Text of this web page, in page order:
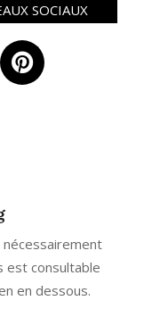
SOCIAUX
est consultable
en dessous.